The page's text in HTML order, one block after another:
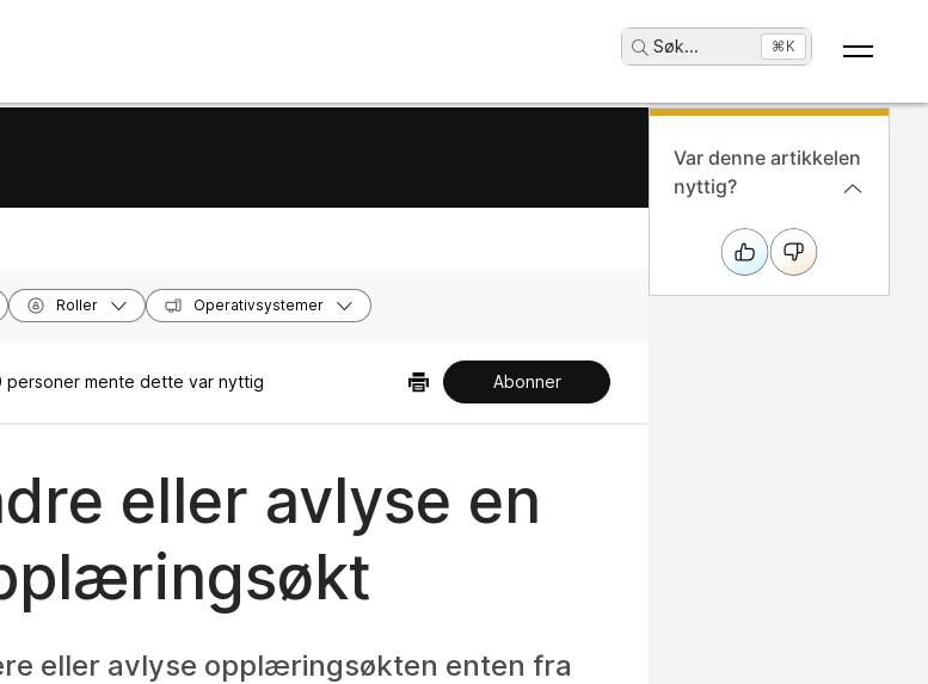
Søk... ⌘K
Roller Operativsystemer
personer mente dette var nyttig Abonner
eller avlyse en
eller avlyse opplæringsøkten enten fra
Var denne artikkelen
nyttig?